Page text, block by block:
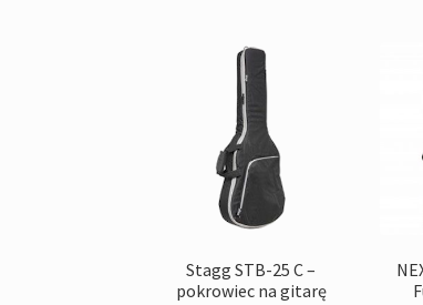
Stagg STB-25 C –
pokrowiec na gitarę